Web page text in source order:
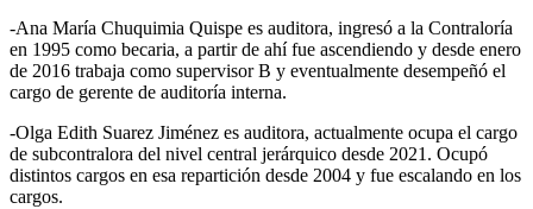
-Ana María Chuquimia Quispe es auditora, ingresó a la Contraloría
en 1995 como becaria, a partir de ahí fue ascendiendo y desde enero
de 2016 trabaja como supervisor B y eventualmente desempeñó el
cargo de gerente de auditoría interna.
-Olga Edith Suarez Jiménez es auditora, actualmente ocupa el cargo
de subcontralora del nivel central jerárquico desde 2021. Ocupó
distintos cargos en esa repartición desde 2004 y fue escalando en los
cargos.